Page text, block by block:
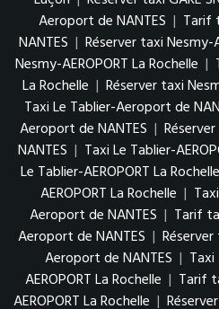
Aeroport de NANTES | Tarif
NANTES | Réserver taxi
Nesmy-AEROPORT La Rochelle |
La Rochelle | Réserver taxi
Taxi Le Tablier-Aeroport de
Aeroport de NANTES |
NANTES | Taxi Le Tablier-
Le Tablier-AEROPORT La Rochelle
AEROPORT La Rochelle |
Aeroport de NANTES | Tarif
Aeroport de NANTES |
Aeroport de NANTES |
AEROPORT La Rochelle | Tarif
AEROPORT La Rochelle |